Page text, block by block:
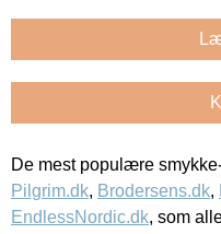
De mest populære
Pilgrim.dk, Brodersens.dk,
EndlessNordic.dk, som